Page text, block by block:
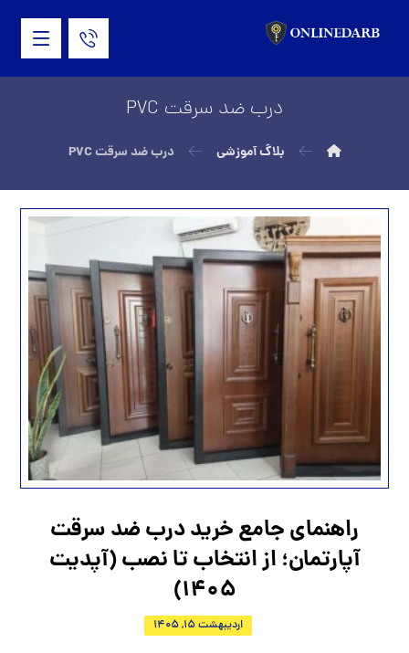
درب ضد سرقت PVC
بلاگ آموزشی درب ضد سرقت PVC
راهنمای جامع خرید درب ضد سرقت
آپارتمان؛ از انتخاب تا نصب (آپدیت
1405)
اردیبهشت 15, 1405